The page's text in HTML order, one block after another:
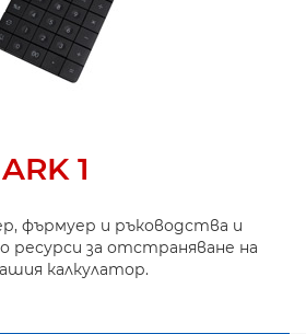
1
фърмуер и ръководства и
ресурси за отстраняване на
калкулатор.